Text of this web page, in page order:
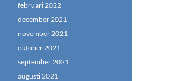
februari 2022
december 2021
november 2021
oktober 2021
september 2021
augusti 2021